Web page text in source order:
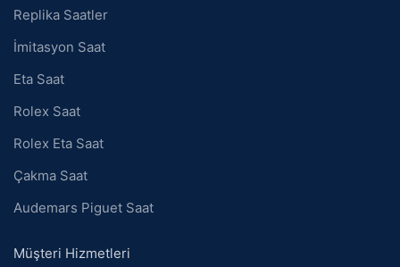
Replika Saatler
İmitasyon Saat
Eta Saat
Rolex Saat
Rolex Eta Saat
Çakma Saat
Audemars Piguet Saat
Müşteri Hizmetleri